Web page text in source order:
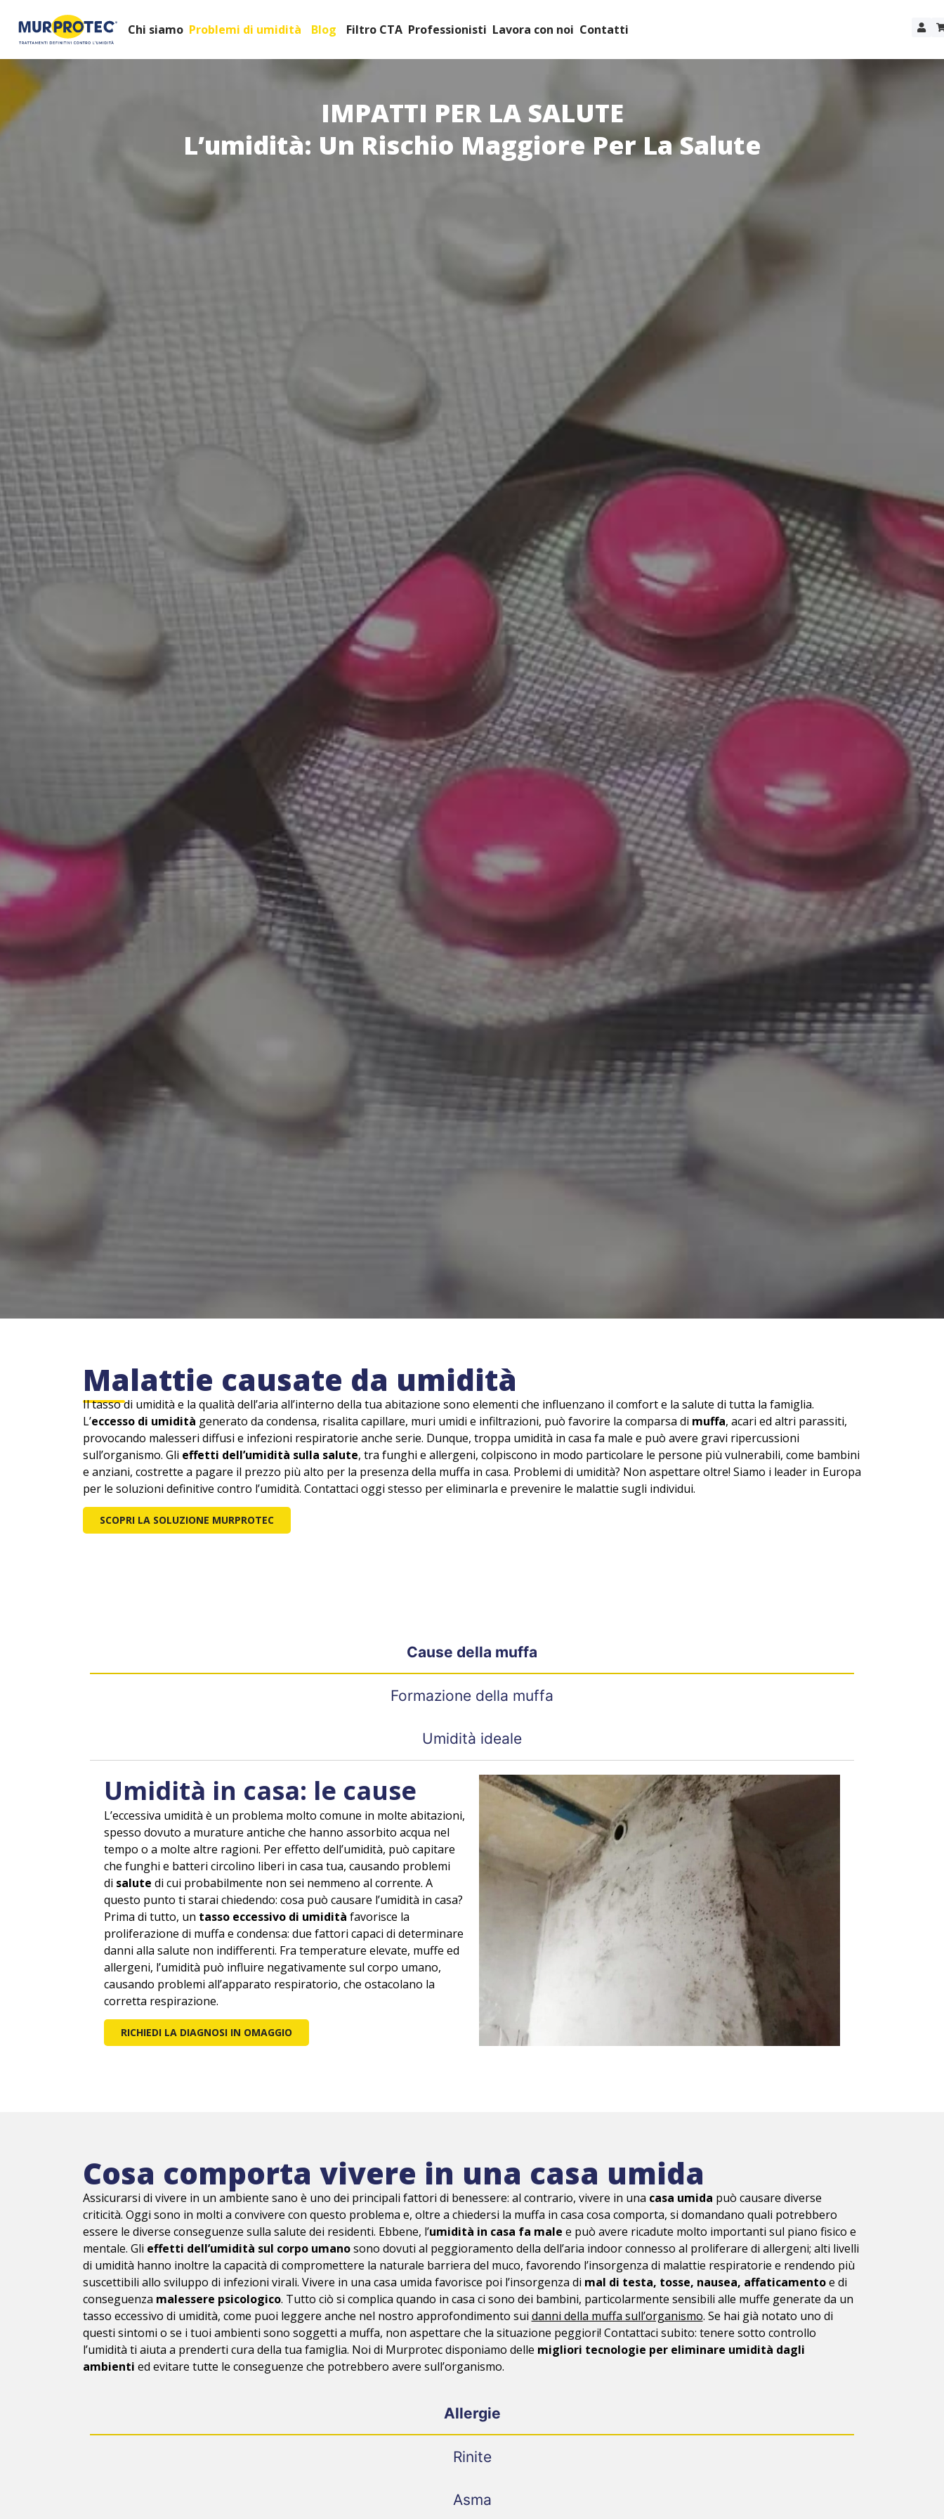
Chi siamo Problemi di umidità Blog Filtro CTA Professionisti Lavora con noi Contatti
IMPATTI PER LA SALUTE
L’umidità: Un Rischio Maggiore Per La Salute
Malattie causate da umidità
Il tasso di umidità e la qualità dell’aria all’interno della tua abitazione sono elementi che influenzano il comfort e la salute di tutta la famiglia.
L’eccesso di umidità generato da condensa, risalita capillare, muri umidi e infiltrazioni, può favorire la comparsa di muffa, acari ed altri parassiti,
provocando malesseri diffusi e infezioni respiratorie anche serie. Dunque, troppa umidità in casa fa male e può avere gravi ripercussioni
sull’organismo. Gli effetti dell’umidità sulla salute, tra funghi e allergeni, colpiscono in modo particolare le persone più vulnerabili, come bambini
e anziani, costrette a pagare il prezzo più alto per la presenza della muffa in casa. Problemi di umidità? Non aspettare oltre! Siamo i leader in Europa
per le soluzioni definitive contro l’umidità. Contattaci oggi stesso per eliminarla e prevenire le malattie sugli individui.
SCOPRI LA SOLUZIONE MURPROTEC
Cause della muffa
Formazione della muffa
Umidità ideale
Umidità in casa: le cause
L’eccessiva umidità è un problema molto comune in molte abitazioni,
spesso dovuto a murature antiche che hanno assorbito acqua nel
tempo o a molte altre ragioni. Per effetto dell’umidità, può capitare
che funghi e batteri circolino liberi in casa tua, causando problemi
di salute di cui probabilmente non sei nemmeno al corrente. A
questo punto ti starai chiedendo: cosa può causare l’umidità in casa?
Prima di tutto, un tasso eccessivo di umidità favorisce la
proliferazione di muffa e condensa: due fattori capaci di determinare
danni alla salute non indifferenti. Fra temperature elevate, muffe ed
allergeni, l’umidità può influire negativamente sul corpo umano,
causando problemi all’apparato respiratorio, che ostacolano la
corretta respirazione.
RICHIEDI LA DIAGNOSI IN OMAGGIO
Cosa comporta vivere in una casa umida
Assicurarsi di vivere in un ambiente sano è uno dei principali fattori di benessere: al contrario, vivere in una casa umida può causare diverse
criticità. Oggi sono in molti a convivere con questo problema e, oltre a chiedersi la muffa in casa cosa comporta, si domandano quali potrebbero
essere le diverse conseguenze sulla salute dei residenti. Ebbene, l’umidità in casa fa male e può avere ricadute molto importanti sul piano fisico e
mentale. Gli effetti dell’umidità sul corpo umanosono dovuti al peggioramento della dell’aria indoor connesso al proliferare di allergeni; alti livelli
di umidità hanno inoltre la capacità di compromettere la naturale barriera del muco, favorendo l’insorgenza di malattie respiratorie e rendendo più
suscettibili allo sviluppo di infezioni virali. Vivere in una casa umida favorisce poi l’insorgenza di mal di testa, tosse, nausea, affaticamentoe di
conseguenza malessere psicologico. Tutto ciò si complica quando in casa ci sono dei bambini, particolarmente sensibili alle muffe generate da un
tasso eccessivo di umidità, come puoi leggere anche nel nostro approfondimento sui danni della muffa sull’organismo. Se hai già notato uno di
questi sintomi o se i tuoi ambienti sono soggetti a muffa, non aspettare che la situazione peggiori! Contattaci subito: tenere sotto controllo
l’umidità ti aiuta a prenderti cura della tua famiglia. Noi di Murprotec disponiamo delle migliori tecnologie per eliminare umidità dagli
ambienti ed evitare tutte le conseguenze che potrebbero avere sull’organismo.
Allergie
Rinite
Asma